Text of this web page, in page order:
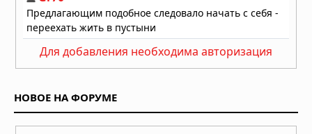
Для добавления необходима авторизация
НОВОЕ НА ФОРУМЕ